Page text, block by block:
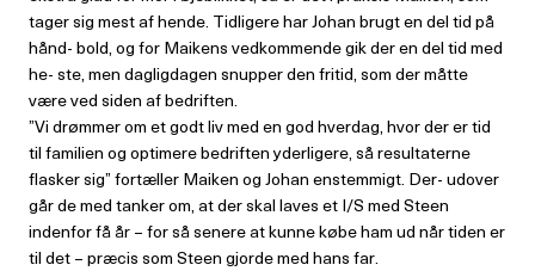
tager sig mest af hende. Tidligere har Johan brugt en del tid på
hånd- bold, og for Maikens vedkommende gik der en del tid med
he- ste, men dagligdagen snupper den fritid, som der måtte
være ved siden af bedriften.
”Vi drømmer om et godt liv med en god hverdag, hvor der er tid
til familien og optimere bedriften yderligere, så resultaterne
flasker sig” fortæller Maiken og Johan enstemmigt. Der- udover
går de med tanker om, at der skal laves et I/S med Steen
indenfor få år – for så senere at kunne købe ham ud når tiden er
til det – præcis som Steen gjorde med hans far.